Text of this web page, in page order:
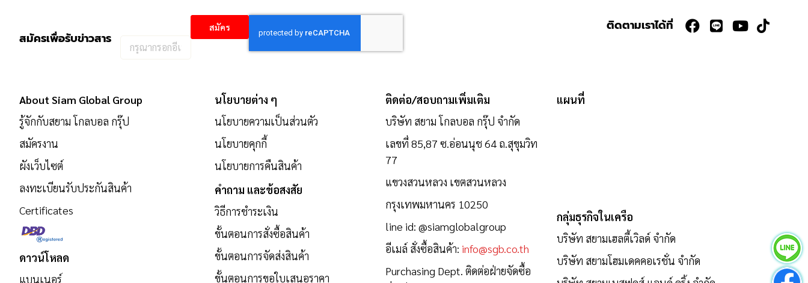
สมัครเพื่อรับข่าวสาร
กรอก
รับ
ข่าวสาร:
สมัคร ติดตามเราได้ที่
About Siam Global Group
รู้จักกับสยาม โกลบอล กรุ๊ป
สมัครงาน
ผังเว็บไซต์
ลงทะเบียนรับประกันสินค้า
Certificates
ดาวน์โหลด
แบนเนอร์
นโยบายต่าง ๆ
นโยบายความเป็นส่วนตัว
นโยบายคุกกี้
นโยบายการคืนสินค้า
คำถาม และข้อสงสัย
วิธีการชำระเงิน
ขั้นตอนการสั่งซื้อสินค้า
ขั้นตอนการจัดส่งสินค้า
ขั้นตอนการขอใบเสนอราคา
ติดต่อ/สอบถามเพิ่มเติม
บริษัท สยาม โกลบอล กรุ๊ป จำกัด
เลขที่ 85,87 ซ.อ่อนนุช 64 ถ.สุขุมวิท
77
แขวงสวนหลวง เขตสวนหลวง
กรุงเทพมหานคร 10250
line id:@siamglobalgroup
อีเมล์ สั่งซื้อสินค้า: info@sgb.co.th
Purchasing Dept. ติดต่อฝ่ายจัดซื้อ
แผนที่
กลุ่มธุรกิจในเครือ
บริษัท สยามเฮลตี้เวิลด์ จำกัด
บริษัท สยามโฮมเดคคอเรชั่น จำกัด